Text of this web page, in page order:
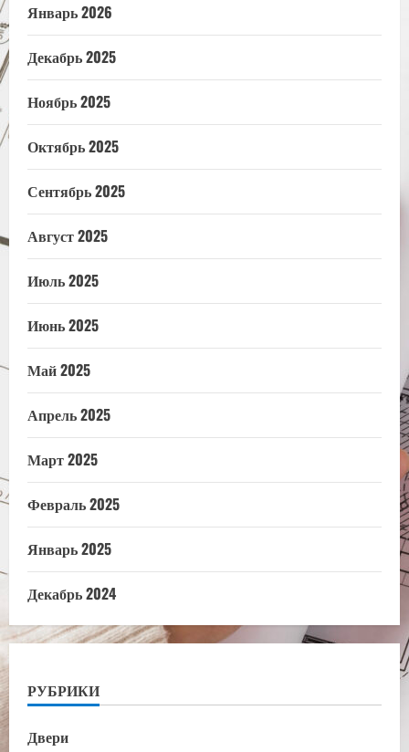
Январь 2026
Декабрь 2025
Ноябрь 2025
Октябрь 2025
Сентябрь 2025
Август 2025
Июль 2025
Июнь 2025
Май 2025
Апрель 2025
Март 2025
Февраль 2025
Январь 2025
Декабрь 2024
РУБРИКИ
Двери